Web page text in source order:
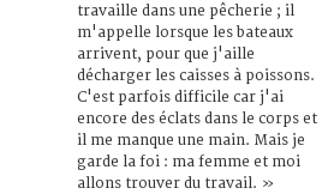
travaille dans une pêcherie ; il
m'appelle lorsque les bateaux
arrivent, pour que j'aille
décharger les caisses à poissons.
C'est parfois difficile car j'ai
encore des éclats dans le corps et
il me manque une main. Mais je
garde la foi : ma femme et moi
allons trouver du travail. »